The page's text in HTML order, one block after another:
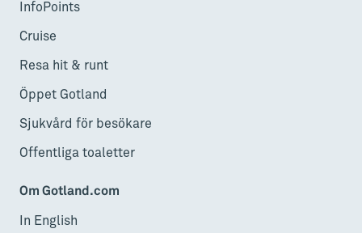
InfoPoints
Cruise
Resa hit & runt
Öppet Gotland
Sjukvård för besökare
Offentliga toaletter
Om Gotland.com
In English